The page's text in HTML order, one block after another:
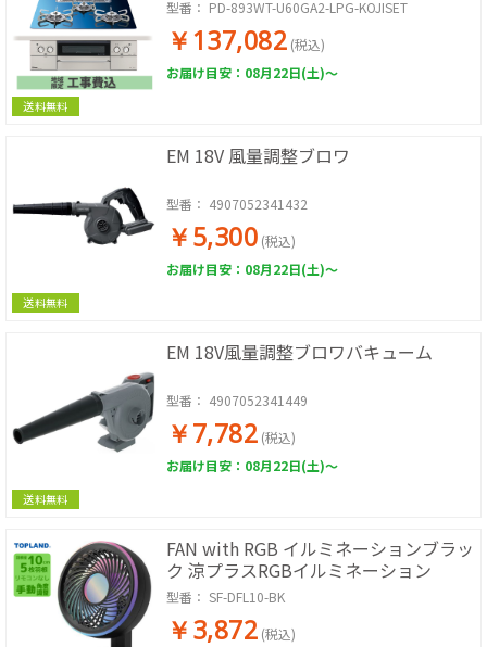
送料無料
までに約2ヶ月のお時間が掛かります)
【日本製】【標準工事費込み】
型番： PD-893WT-U60GA2-LPG-KOJISET
￥137,082 (税込)
お届け目安：08月22日(土)～
送料無料
EM 18V 風量調整ブロワ
型番： 4907052341432
￥5,300 (税込)
お届け目安：08月22日(土)～
送料無料
EM 18V風量調整ブロワバキューム
型番： 4907052341449
￥7,782 (税込)
お届け目安：08月22日(土)～
FAN with RGB イルミネーションブラッ
ク 涼プラスRGBイルミネーション
型番： SF-DFL10-BK
￥3,872 (税込)